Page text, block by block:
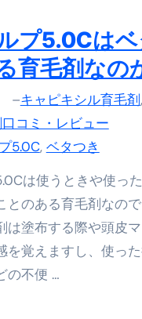
プ5.0Cは
育毛剤なの
–キャピキシル育毛剤,
コミ・レビュー
5.0C, ベタつき
とのある育毛剤なの
は塗布する際や頭皮
を覚えますし、使っ
の不便 …